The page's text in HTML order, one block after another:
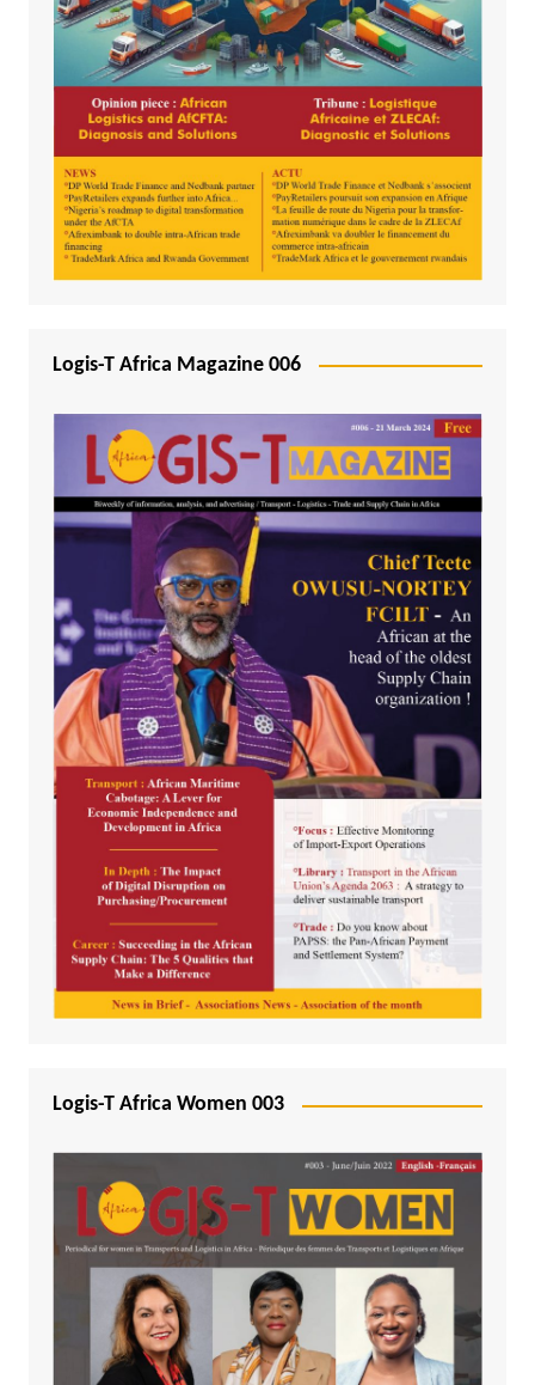
Logis-T Africa Magazine 006
Logis-T Africa Women 003